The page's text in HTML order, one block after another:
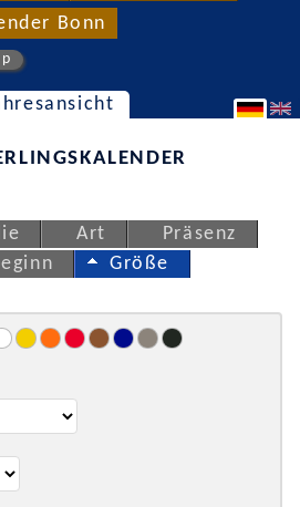
Bonn
Art
Präsenz
Größe